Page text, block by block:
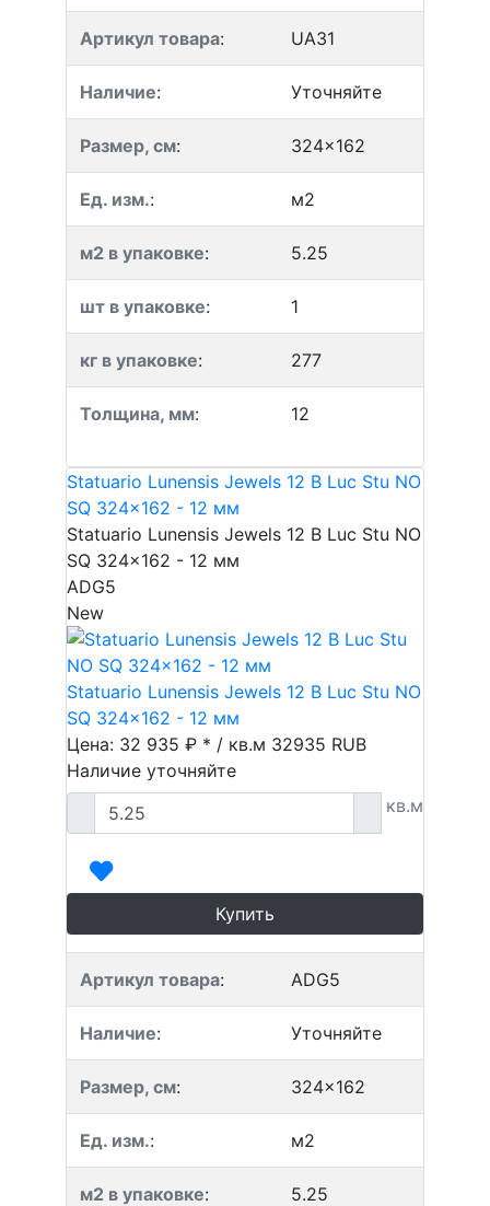
Артикул товара: UA31
Наличие: Уточняйте
Размер, см: 324x162
Ед. изм.: м2
м2 в упаковке: 5.25
шт в упаковке: 1
кг в упаковке: 277
Толщина, мм: 12
Statuario Lunensis Jewels 12 B Luc Stu NO
SQ 324x162 - 12 мм
Statuario Lunensis Jewels 12 B Luc Stu NO
SQ 324x162 - 12 мм
ADG5
New
Statuario Lunensis Jewels 12 B Luc Stu NO
SQ 324x162 - 12 мм
Цена: 32 935 ₽ * / кв.м 32935 RUB
Наличие уточняйте
кв.м
Купить
Артикул товара: ADG5
Наличие: Уточняйте
Размер, см: 324x162
Ед. изм.: м2
м2 в упаковке: 5.25